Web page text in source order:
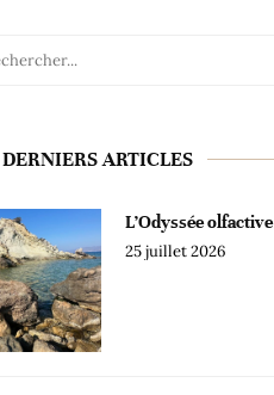
ARTICLES
L’Odyssée olfactive
25 juillet 2026